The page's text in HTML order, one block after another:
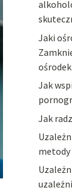
Jaki
Jak
Jak